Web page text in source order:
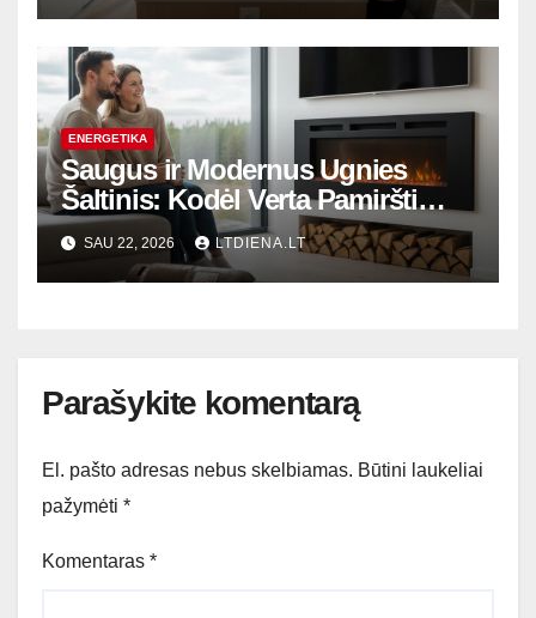
ENERGETIKA
Saugus ir Modernus Ugnies
Šaltinis: Kodėl Verta Pamiršti
Senus Dujų Balionus?
SAU 22, 2026 LTDIENA.LT
Parašykite komentarą
El. pašto adresas nebus skelbiamas. Būtini laukeliai
pažymėti *
Komentaras *